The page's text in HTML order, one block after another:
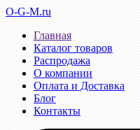
O-G-M.ru
Главная
Каталог товаров
Распродажа
О компании
Оплата и Доставка
Блог
Контакты